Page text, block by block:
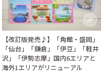
【改訂版発売♪】「角館・盛岡」
「仙台」「鎌倉」「伊豆」「軽井
沢」「伊勢志摩」国内6エリアと
海外1エリアがリニューアル